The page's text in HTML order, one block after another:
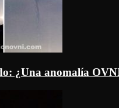
¿Una anomalía